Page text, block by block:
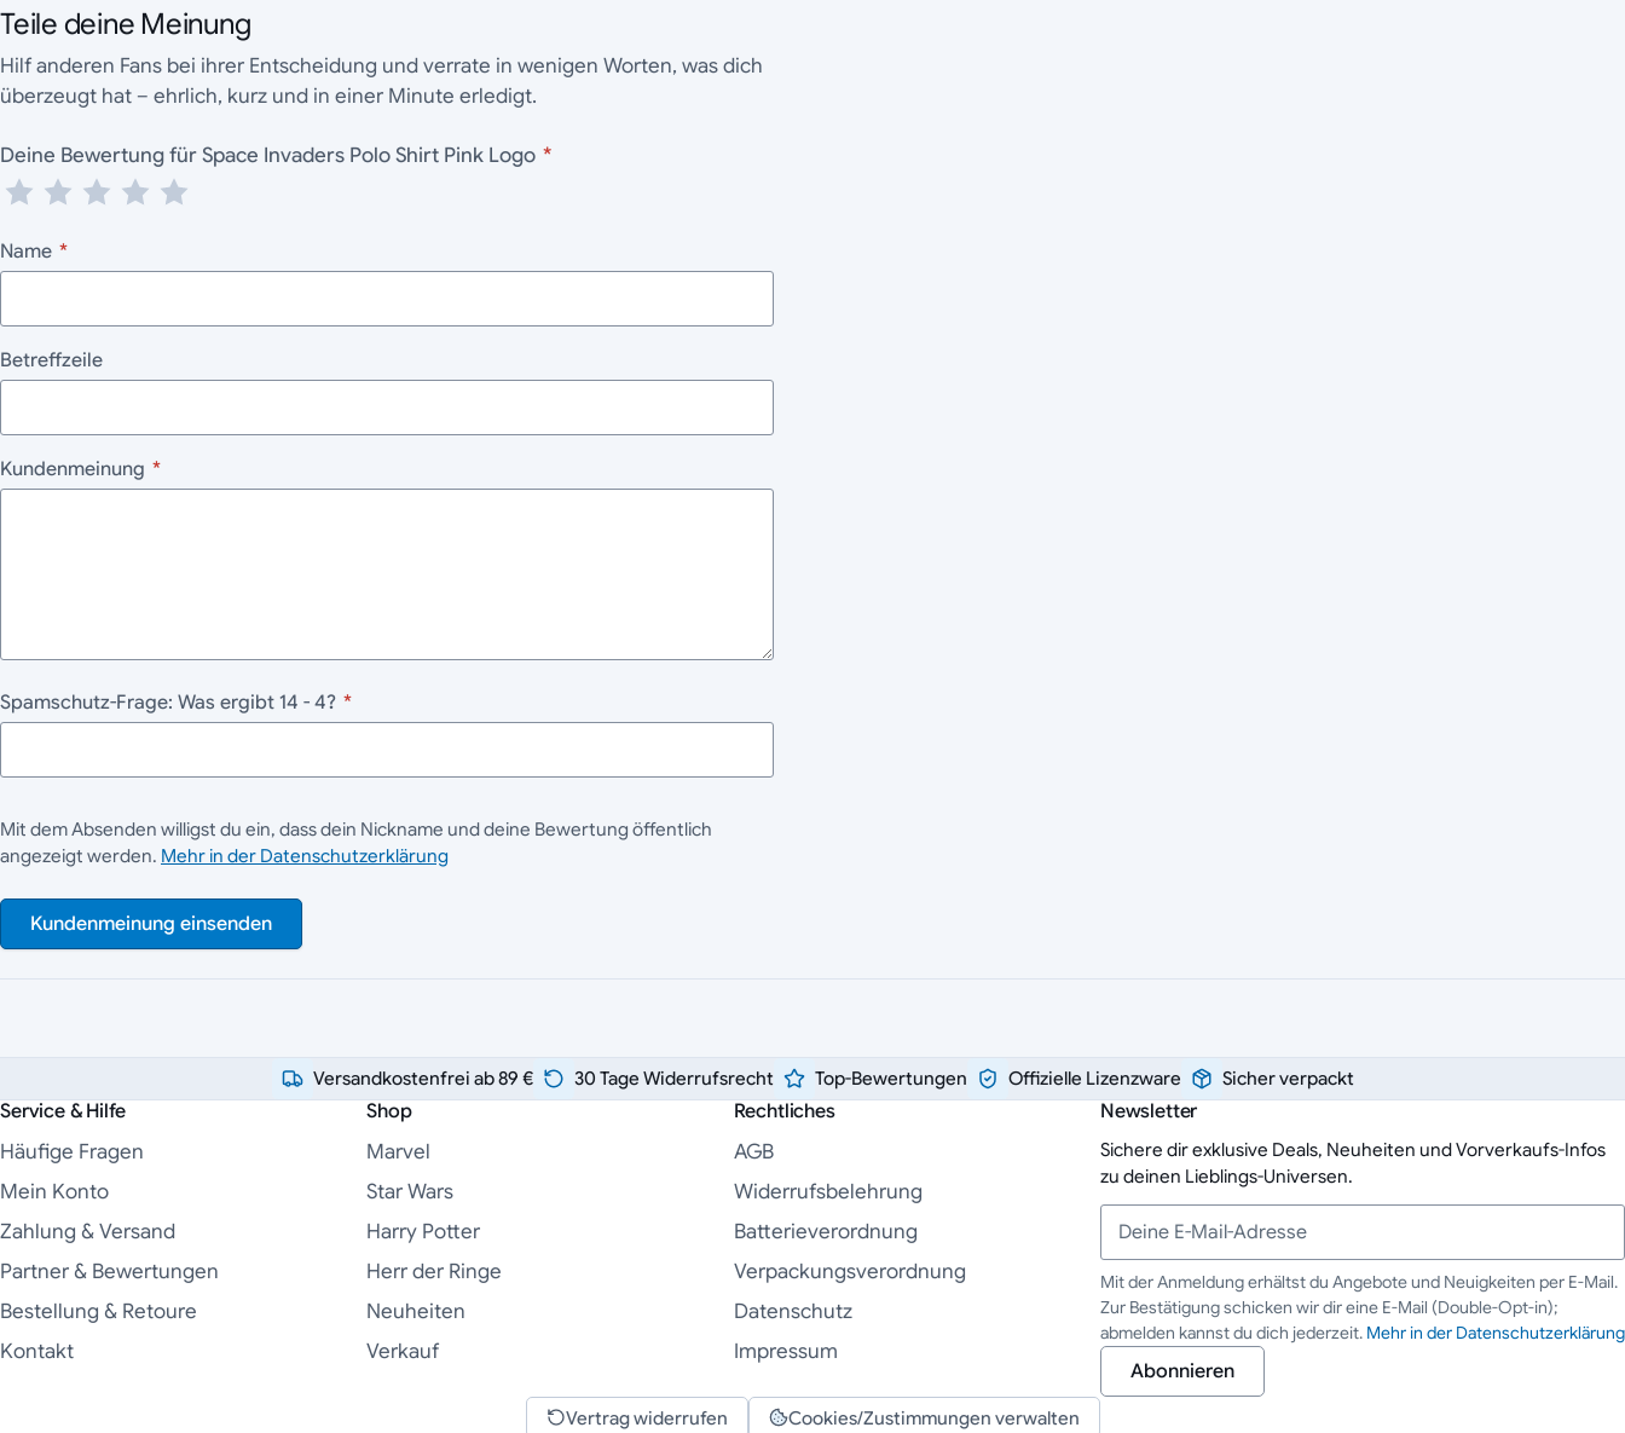
Teile deine Meinung
Hilf anderen Fans bei ihrer Entscheidung und verrate in wenigen Worten, was dich
überzeugt hat – ehrlich, kurz und in einer Minute erledigt.
Deine Bewertung für Space Invaders Polo Shirt Pink Logo *
Name *
Betreffzeile
Kundenmeinung *
Spamschutz-Frage: Was ergibt 14 - 4? *
Mit dem Absenden willigst du ein, dass dein Nickname und deine Bewertung öffentlich
angezeigt werden. Mehr in der Datenschutzerklärung
Kundenmeinung einsenden
Versandkostenfrei ab 89 € 30 Tage Widerrufsrecht Top-Bewertungen Offizielle Lizenzware Sicher verpackt
Service & Hilfe
Häufige Fragen
Mein Konto
Zahlung & Versand
Partner & Bewertungen
Bestellung & Retoure
Kontakt
Shop
Marvel
Star Wars
Harry Potter
Herr der Ringe
Neuheiten
Verkauf
Rechtliches
AGB
Widerrufsbelehrung
Batterieverordnung
Verpackungsverordnung
Datenschutz
Impressum
Newsletter
Sichere dir exklusive Deals, Neuheiten und Vorverkaufs-Infos
zu deinen Lieblings-Universen.
Deine E-Mail-Adresse
Mit der Anmeldung erhältst du Angebote und Neuigkeiten per E-Mail.
Zur Bestätigung schicken wir dir eine E-Mail (Double-Opt-in);
abmelden kannst du dich jederzeit. Mehr in der Datenschutzerklärung
Abonnieren
Vertrag widerrufen Cookies/Zustimmungen verwalten